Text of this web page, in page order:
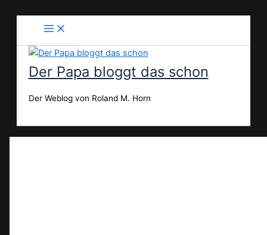
Der Papa bloggt das schon
Der Weblog von Roland M. Horn